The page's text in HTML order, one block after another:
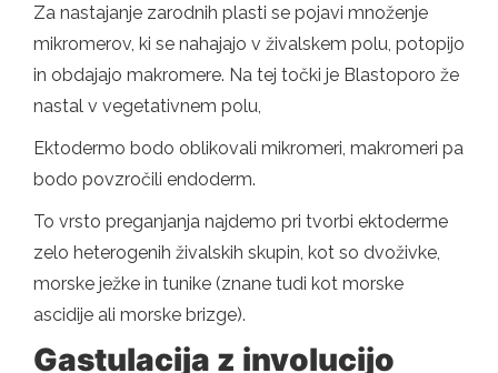
Za nastajanje zarodnih plasti se pojavi množenje
mikromerov, ki se nahajajo v živalskem polu, potopijo
in obdajajo makromere. Na tej točki je Blastoporo že
nastal v vegetativnem polu,
Ektodermo bodo oblikovali mikromeri, makromeri pa
bodo povzročili endoderm.
To vrsto preganjanja najdemo pri tvorbi ektoderme
zelo heterogenih živalskih skupin, kot so dvoživke,
morske ježke in tunike (znane tudi kot morske
ascidije ali morske brizge).
Gastulacija z involucijo